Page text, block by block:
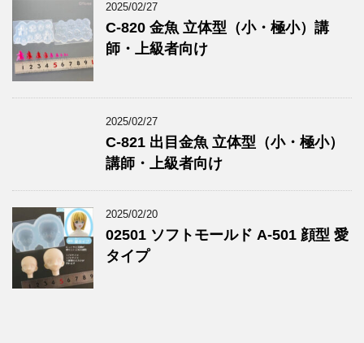
2025/02/27
C-820 金魚 立体型（小・極小）講
師・上級者向け
2025/02/27
C-821 出目金魚 立体型（小・極小）
講師・上級者向け
2025/02/20
02501 ソフトモールド A-501 顔型 愛
タイプ